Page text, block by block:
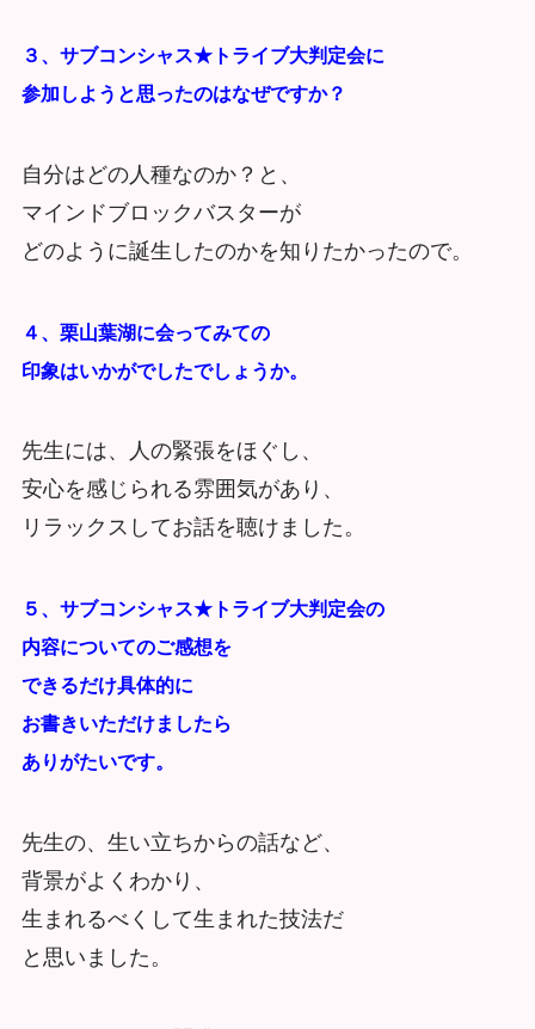
３、サブコンシャス★トライブ大判定会に
参加しようと思ったのはなぜですか？
自分はどの人種なのか？と、
マインドブロックバスターが
どのように誕生したのかを知りたかったので。
４、栗山葉湖に会ってみての
印象はいかがでしたでしょうか。
先生には、人の緊張をほぐし、
安心を感じられる雰囲気があり、
リラックスしてお話を聴けました。
５、サブコンシャス★トライブ大判定会の
内容についてのご感想を
できるだけ具体的に
お書きいただけましたら
ありがたいです。
先生の、生い立ちからの話など、
背景がよくわかり、
生まれるべくして生まれた技法だ
と思いました。